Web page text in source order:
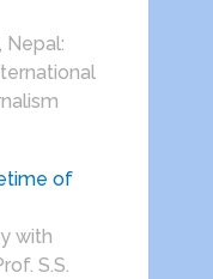
Nepal:
of
with
S.S.